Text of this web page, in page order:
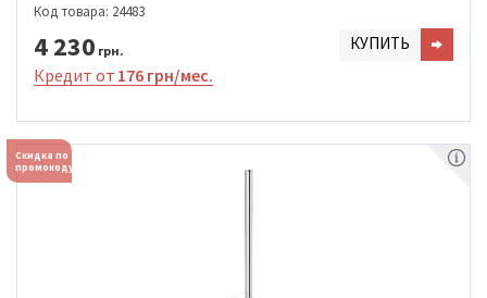
Код товара: 24483
4 230 грн. КУПИТЬ
Кредит от 176 грн/мес.
Скидка по
промокоду